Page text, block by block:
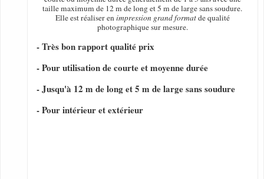
taille maximum de 12 m de long et 5 m de large sans soudure.
Elle est réaliser enimpression grand formatde qualité
photographique sur mesure.
- Très bon rapport qualité prix
- Pour utilisation de courte et moyenne durée
- Jusqu'à 12 m de long et 5 m de large sans soudure
- Pour intérieur et extérieur